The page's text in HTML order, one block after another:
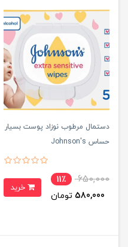
دستمال مرطوب نوزاد پوست بسیار
حساس Johnson's
650,000
11٪
580,000 تومان